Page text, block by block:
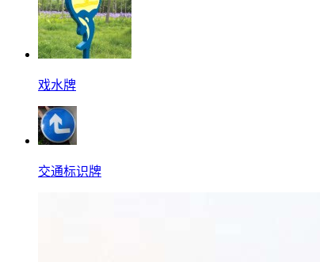
戏水牌
交通标识牌